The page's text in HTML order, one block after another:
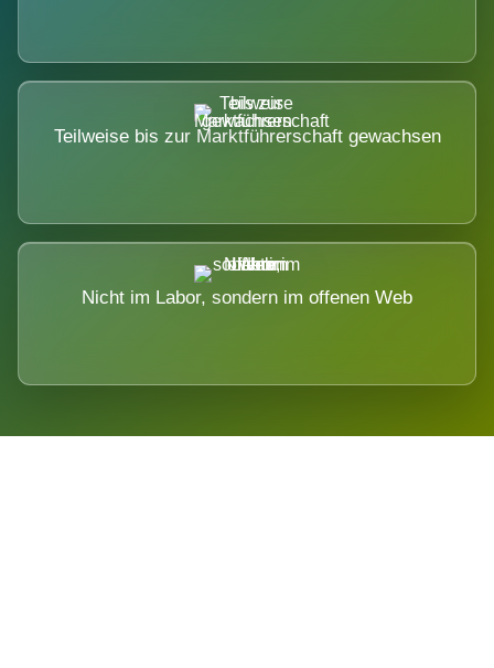
Teilweise bis zur Marktführerschaft gewachsen
Nicht im Labor, sondern im offenen Web